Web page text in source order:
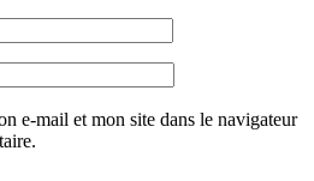
e-mail et mon site dans le navigateur